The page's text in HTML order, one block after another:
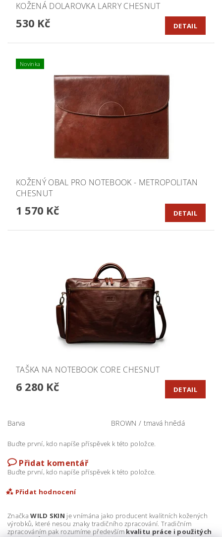
KOŽENÁ DOLAROVKA LARRY CHESNUT
530 Kč DETAIL
Novinka
KOŽENÝ OBAL PRO NOTEBOOK - METROPOLITAN
CHESNUT
1 570 Kč DETAIL
TAŠKA NA NOTEBOOK CORE CHESNUT
6 280 Kč DETAIL
Barva BROWN / tmavá hnědá
Buďte první, kdo napíše příspěvek k této položce.
Přidat komentář
Buďte první, kdo napíše příspěvek k této položce.
Přidat hodnocení
ZnačkaWILD SKIN je vnímána jako producent kvalitních kožených
výrobků, které nesou znaky tradičního zpracování. Tradičním
zpracováním pak rozumíme především kvalitu práce i použitých